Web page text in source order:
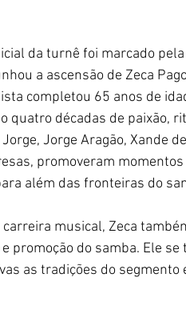
da turnê foi marcado
a ascensão de Zeca
completou 65 anos de
quatro décadas de paixão,
Jorge Aragão, Xande
promoveram
além das fronteiras do
musical, Zeca
promoção do samba. Ele
as tradições do